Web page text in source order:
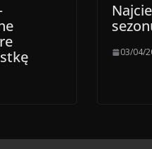
03/04/